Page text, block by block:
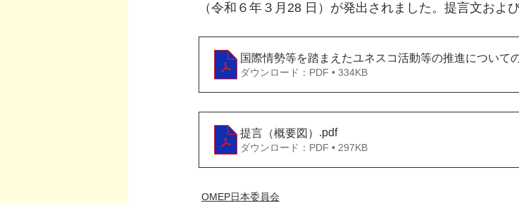
（令和６年３月28 日）が発出されました。提言文およ
国際情勢等を踏まえたユネスコ活動等の推進について
ダウンロード：PDF • 334KB
提言（概要図） .pdf
ダウンロード：PDF • 297KB
OMEP日本委員会